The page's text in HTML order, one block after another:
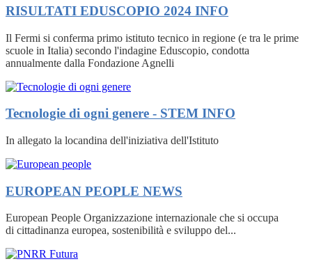
RISULTATI EDUSCOPIO 2024 INFO
Il Fermi si conferma primo istituto tecnico in regione (e tra le prime
scuole in Italia) secondo l'indagine Eduscopio, condotta
annualmente dalla Fondazione Agnelli
Tecnologie di ogni genere - STEM INFO
In allegato la locandina dell'iniziativa dell'Istituto
EUROPEAN PEOPLE NEWS
European People Organizzazione internazionale che si occupa
di cittadinanza europea, sostenibilità e sviluppo del...